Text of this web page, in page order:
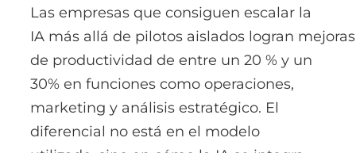
Las empresas que consiguen escalar la
IA más allá de pilotosaislados logran mejoras
de productividad de entre un 20 % y un
30%en funciones como operaciones,
marketing y análisis estratégico. El
diferencial no está en el modelo